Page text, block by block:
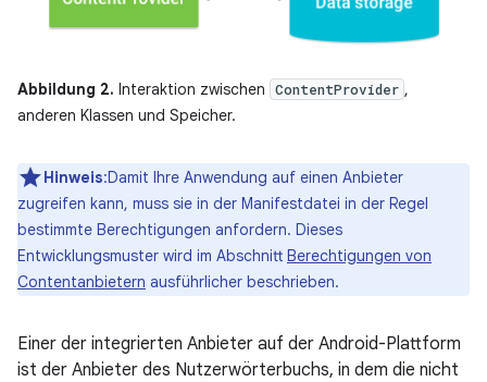
Abbildung 2. Interaktion zwischen ContentProvider ,
anderen Klassen und Speicher.
Hinweis:Damit Ihre Anwendung auf einen Anbieter
zugreifen kann, muss sie in der Manifestdatei in der Regel
bestimmte Berechtigungen anfordern. Dieses
Entwicklungsmuster wird im Abschnitt Berechtigungen von
Contentanbietern ausführlicher beschrieben.
Einer der integrierten Anbieter auf der Android-Plattform
ist der Anbieter des Nutzerwörterbuchs, in dem die nicht